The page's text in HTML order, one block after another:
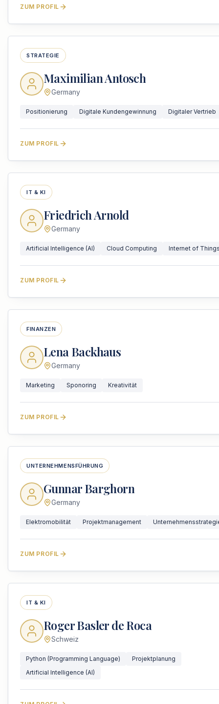
ZUM PROFIL
STRATEGIE
Maximilian Antosch
Germany
Positionierung Digitale Kundengewinnung Digitaler Vertrieb
ZUM PROFIL
IT & KI
Friedrich Arnold
Germany
Artificial Intelligence (AI) Cloud Computing Internet of
ZUM PROFIL
FINANZEN
Lena Backhaus
Germany
Marketing Sponoring Kreativität
ZUM PROFIL
UNTERNEHMENSFÜHRUNG
Gunnar Barghorn
Germany
Elektromobilität Projektmanagement
ZUM PROFIL
IT & KI
Roger Basler de Roca
Schweiz
Python (Programming Language)
Projektplanung
Artificial Intelligence (AI)